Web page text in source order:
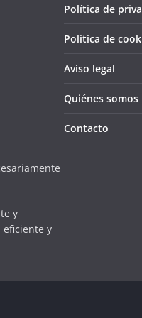
y
y
Política de
Política de
Aviso legal
Quiénes somos
Contacto